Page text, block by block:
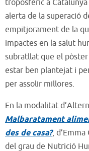
troposfèric a
alerta de la superació
empitjorament de la
impactes en la salut
subratllat que el
estar ben plantejat i
per assolir millores.
En la modalitat
Malbaratament
des de casa?,
del grau de Nutrició